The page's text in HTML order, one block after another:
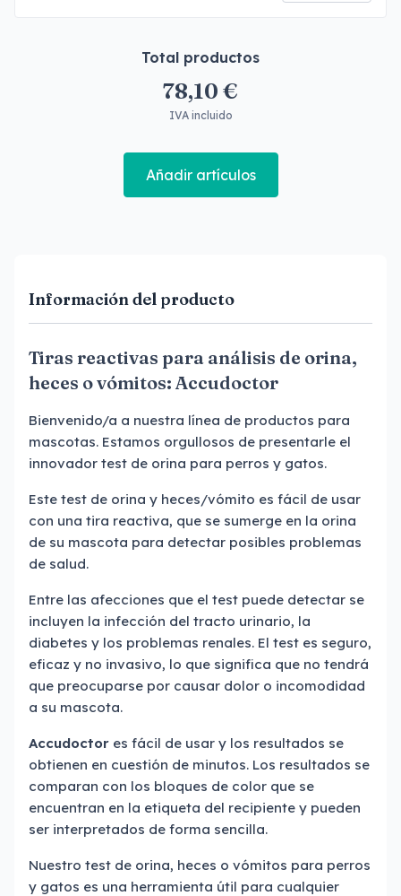
Total productos
78,10 €
IVA incluido
Añadir artículos
Información del producto
Tiras reactivas para análisis de orina,
heces o vómitos: Accudoctor
Bienvenido/a a nuestra línea de productos para
mascotas. Estamos orgullosos de presentarle el
innovador test de orina para perros y gatos.
Este test de orina y heces/vómito es fácil de usar
con una tira reactiva, que se sumerge en la orina
de su mascota para detectar posibles problemas
de salud.
Entre las afecciones que el test puede detectar se
incluyen la infección del tracto urinario, la
diabetes y los problemas renales. El test es seguro,
eficaz y no invasivo, lo que significa que no tendrá
que preocuparse por causar dolor o incomodidad
a su mascota.
Accudoctor es fácil de usar y los resultados se
obtienen en cuestión de minutos. Los resultados se
comparan con los bloques de color que se
encuentran en la etiqueta del recipiente y pueden
ser interpretados de forma sencilla.
Nuestro test de orina, heces o vómitos para perros
y gatos es una herramienta útil para cualquier